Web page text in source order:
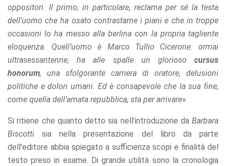
oppositori. Il primo, in particolare, reclama per sé la testa
dell’uomo che ha osato contrastarne i piani e che in troppe
occasioni lo ha messo alla berlina con la propria tagliente
eloquenza. Quell’uomo è Marco Tullio Cicerone: ormai
ultrasessantenne, ha alle spalle un glorioso cursus
honorum, una sfolgorante carriera di oratore, delusioni
politiche e dolori umani. Ed è consapevole che la sua fine,
come quella dell’amata repubblica, sta per arrivare».
Si ritiene che quanto detto sia nell’introduzione da Barbara
Biscotti sia nella presentazione del libro da parte
dell’editore abbia spiegato a sufficienza scopi e finalità del
testo preso in esame. Di grande utilità sono la cronologia